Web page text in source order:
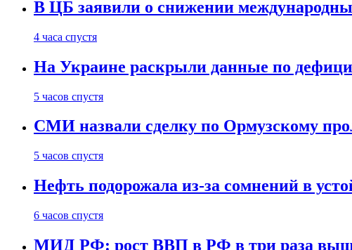
В ЦБ заявили о снижении
4 часа спустя
На Украине раскрыли данные по
5 часов спустя
СМИ назвали сделку по Ормузскому
5 часов спустя
Нефть подорожала из-за сомнений в
6 часов спустя
МИД РФ: рост ВВП в РФ в три раза